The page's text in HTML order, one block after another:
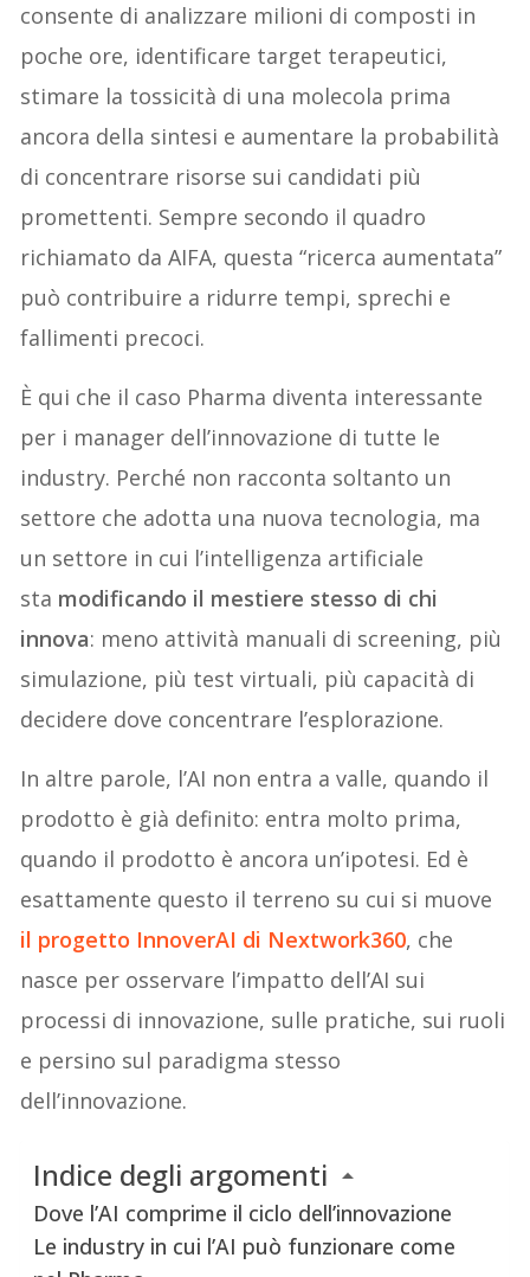
consente di analizzare milioni di composti in
poche ore, identificare target terapeutici,
stimare la tossicità di una molecola prima
ancora della sintesi e aumentare la probabilità
di concentrare risorse sui candidati più
promettenti. Sempre secondo il quadro
richiamato da AIFA, questa “ricerca aumentata”
può contribuire a ridurre tempi, sprechi e
fallimenti precoci.
È qui che il caso Pharma diventa interessante
per i manager dell’innovazione di tutte le
industry. Perché non racconta soltanto un
settore che adotta una nuova tecnologia, ma
un settore in cui l’intelligenza artificiale
sta modificando il mestiere stesso di chi
innova: meno attività manuali di screening, più
simulazione, più test virtuali, più capacità di
decidere dove concentrare l’esplorazione.
In altre parole, l’AI non entra a valle, quando il
prodotto è già definito: entra molto prima,
quando il prodotto è ancora un’ipotesi. Ed è
esattamente questo il terreno su cui si muove
il progetto InnoverAI di Nextwork360, che
nasce per osservare l’impatto dell’AI sui
processi di innovazione, sulle pratiche, sui ruoli
e persino sul paradigma stesso
dell’innovazione.
Indice degli argomenti
Dove l’AI comprime il ciclo dell’innovazione
Le industry in cui l’AI può funzionare come